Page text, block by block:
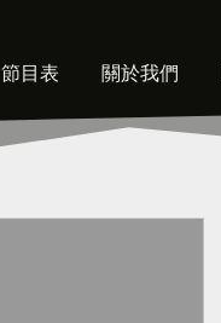
節目表 關於我們